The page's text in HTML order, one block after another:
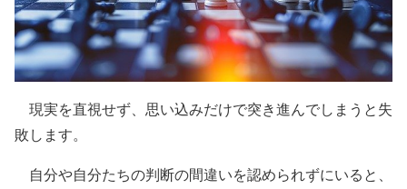
現実を直視せず、思い込みだけで突き進んでしまうと失
敗します。
自分や自分たちの判断の間違いを認められずにいると、